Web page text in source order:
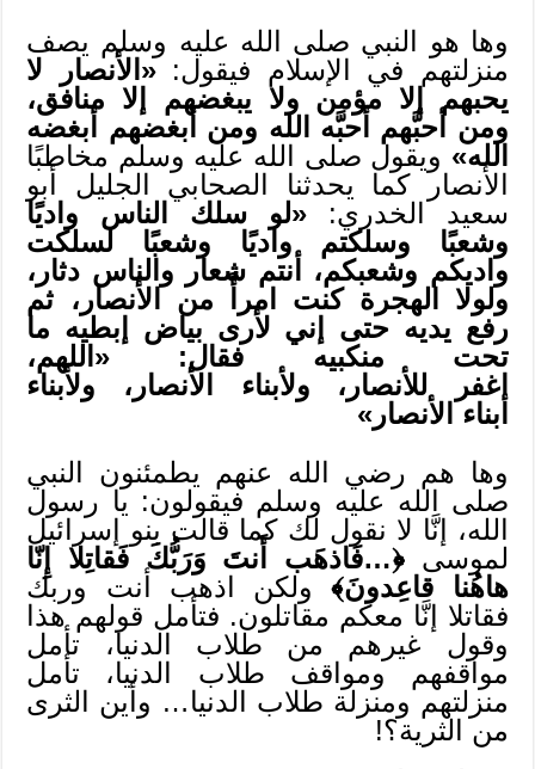
وها هو النبي صلى الله عليه وسلم يصف
منزلتهم في الإسلام فيقول:«الأنصار لا
يحبهم إلا مؤمن ولا يبغضهم إلا منافق،
ومن أحبَّهم أحبَّه الله ومن أبغضهم أبغضه
الله» ويقول صلى الله عليه وسلم مخاطبًا
الأنصار كما يحدثنا الصحابي الجليل أبو
سعيد الخدري:«لو سلك الناس واديًا
وشعبًا وسلكتم واديًا وشعبًا لسلكت
واديكم وشعبكم، أنتم شعار والناس دثار،
ولولا الهجرة كنت امرأً من الأنصار، ثم
رفع يديه حتى إني لأرى بياض إبطيه ما
تحت منكبيه فقال: «اللهم،
اغفر للأنصار، ولأبناء الأنصار، ولأبناء
أبناء الأنصار»
وها هم رضي الله عنهم يطمئنون النبي
صلى الله عليه وسلم فيقولون: يا رسول
الله، إنَّا لا نقول لك كما قالت بنو إسرائيل
لموسى ﴿…فَاذهَب أَنتَ وَرَبُّكَ فَقاتِلا إِنّا
هاهُنا قاعِدونَ﴾ولكن اذهب أنت وربك
فقاتلا إنَّا معكم مقاتلون. فتأمل قولهم هذا
وقول غيرهم من طلاب الدنيا، تأمل
مواقفهم ومواقف طلاب الدنيا، تأمل
منزلتهم ومنزلة طلاب الدنيا… وأين الثرى
من الثرية؟!